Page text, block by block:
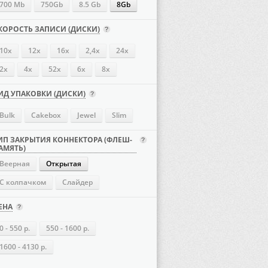
700 Mb
750Gb 8.5 Gb 8Gb
ЗАПИСИ (ДИСКИ)
10x 12x 16х 2,4x
24х
2x
4х 52х 6x 8x
УПАКОВКИ (ДИСКИ)
Bulk Cakebox Jewel Slim
ЗАКРЫТИЯ КОННЕКТОРА (ФЛЕШ-
Веерная
Открытая
С колпачком
Слайдер
0 - 550 р.
550 - 1600 р.
1600 - 4130 р.